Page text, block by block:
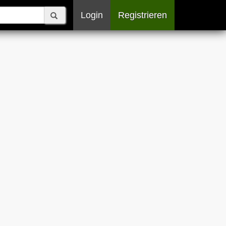
Login Registrieren